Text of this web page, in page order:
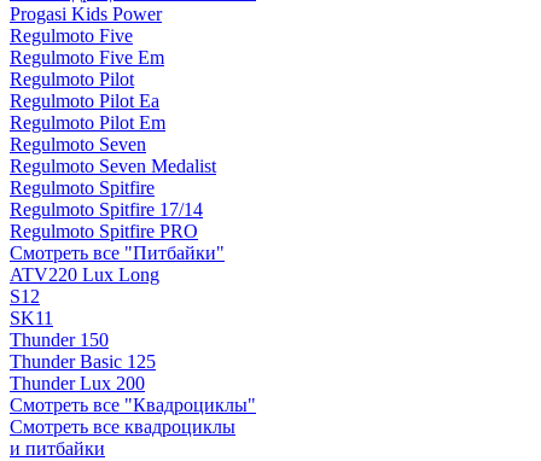
Progasi Kids Power
Regulmoto Five
Regulmoto Five Em
Regulmoto Pilot
Regulmoto Pilot Ea
Regulmoto Pilot Em
Regulmoto Seven
Regulmoto Seven Medalist
Regulmoto Spitfire
Regulmoto Spitfire 17/14
Regulmoto Spitfire PRO
Смотреть все "Питбайки"
ATV220 Lux Long
S12
SK11
Thunder 150
Thunder Basic 125
Thunder Lux 200
Смотреть все "Квадроциклы"
Смотреть все квадроциклы
и питбайки